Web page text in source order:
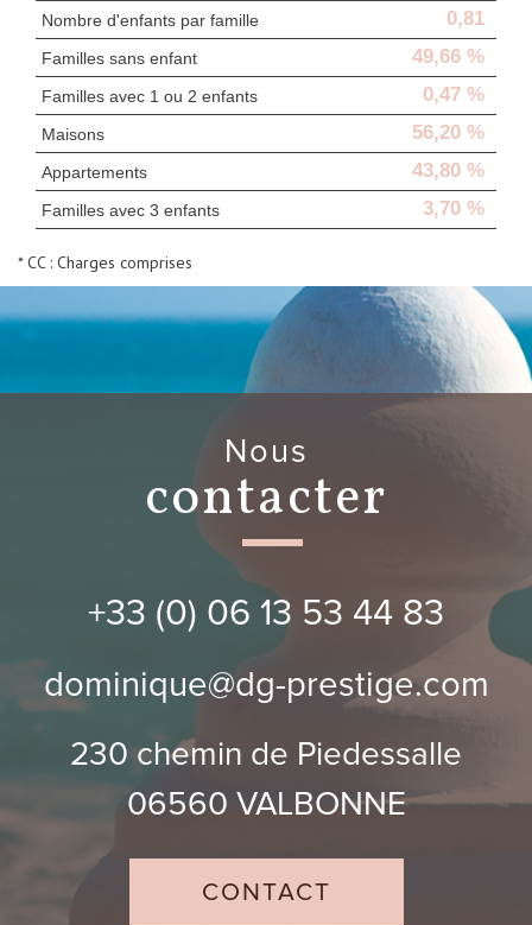
Nombre d'enfants par famille 0,81
Familles sans enfant 49,66 %
Familles avec 1 ou 2 enfants 0,47 %
Maisons 56,20 %
Appartements 43,80 %
Familles avec 3 enfants 3,70 %
* CC : Charges comprises
nous
contacter
+33 (0) 06 13 53 44 83
dominique@dg-prestige.com
230 chemin de Piedessalle
06560 VALBONNE
CONTACT